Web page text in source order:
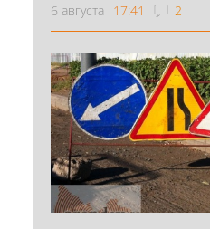
6 августа 17:41 2